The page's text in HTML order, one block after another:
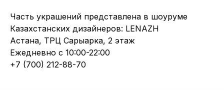
Часть украшений представлена в шоуруме
Казахстанских дизайнеров: LENAZH
Астана, ТРЦ Сарыарка, 2 этаж
Ежедневно с 10:00-22:00
+7 (700) 212-88-70